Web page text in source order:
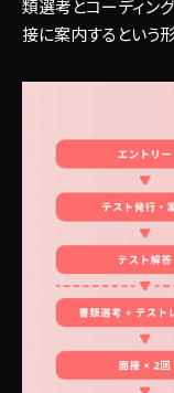
類選考とコーディン
接に案内するという形